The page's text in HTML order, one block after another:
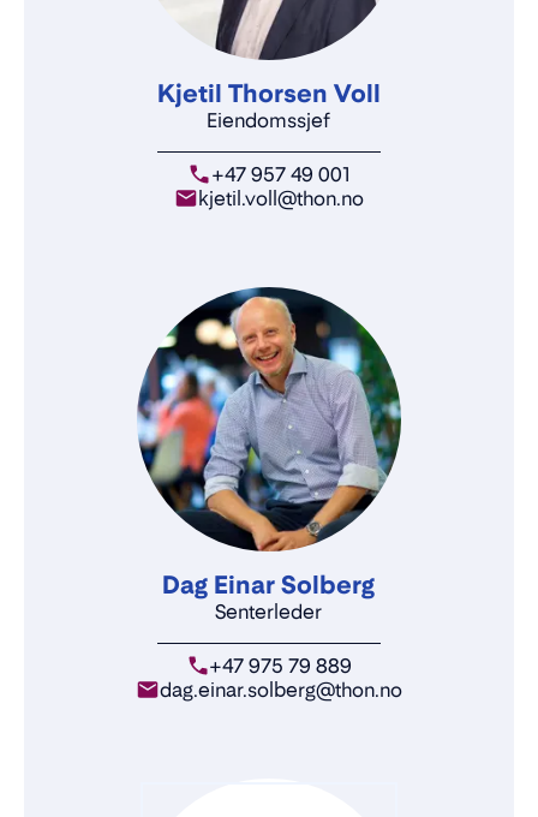
Kjetil Thorsen Voll
Eiendomssjef
+47 957 49 001
kjetil.voll@thon.no
Dag Einar Solberg
Senterleder
+47 975 79 889
dag.einar.solberg@thon.no